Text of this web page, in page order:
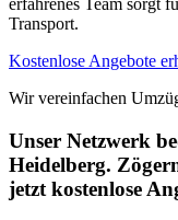
erfahrenes Team sorgt
Transport.
Kostenlose Angebote
Wir vereinfachen
Unser Netzwerk
Heidelberg.
jetzt kostenlose